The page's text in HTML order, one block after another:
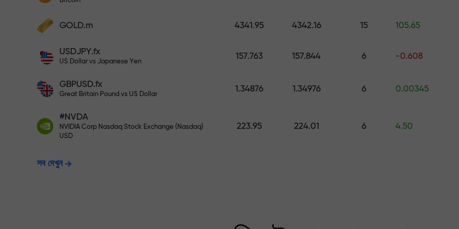
ডিপোজিট করুন এবং আপনার ডিপোজিটের 1,000 গুণ বোনাস
ঝুঁকিমুক্তভাবে ট্রেডিং করুন — আমরা আপনার মুনাফার
নিশ্চয়তা দিচ্ছি
X1000 পর্যন্ত বোনাস — মার্কেটের সবচেয়ে বেশি
হার
GOLD.m 4341.95 4342.16 15 105.65
USDJPY.fx
US Dollar vs Japanese Yen
157.763 157.844 6 -0.608
GBPUSD.fx
Great Britain Pound vs US Dollar
1.34876 1.34976 6 0.00345
#NVDA
NVIDIA Corp Nasdaq Stock Exchange (Nasdaq)
USD
223.95 224.01 6 4.50
সব দেখুন